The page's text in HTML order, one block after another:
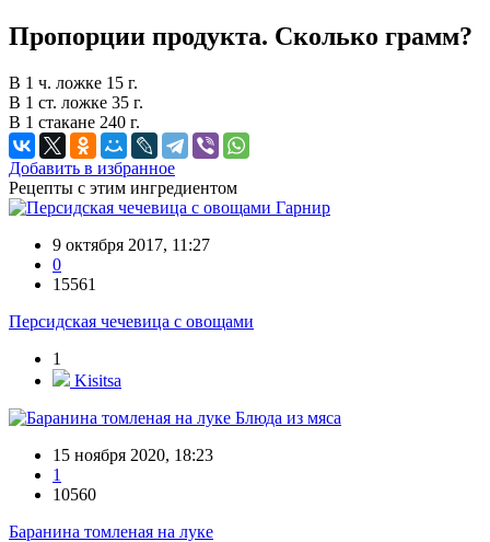
Пропорции продукта. Сколько грамм?
В 1 ч. ложке 15 г.
В 1 ст. ложке 35 г.
В 1 стакане 240 г.
Добавить в избранное
Рецепты с этим ингредиентом
Гарнир
9 октября 2017, 11:27
0
15561
Персидская чечевица с овощами
1
Kisitsa
Блюда из мяса
15 ноября 2020, 18:23
1
10560
Баранина томленая на луке